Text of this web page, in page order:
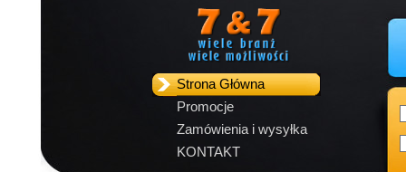
Strona Główna
Promocje
Zamówienia i wysyłka
KONTAKT